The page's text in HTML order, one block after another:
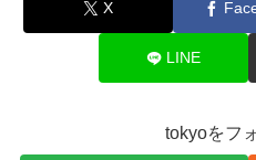
X
LINE
tokyoをフ